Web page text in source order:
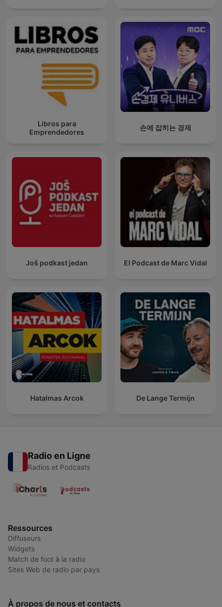
Libros para
Emprendedores
손에 잡히는 경제
Još podkast jedan El Podcast de Marc Vidal
Hatalmas Arcok De Lange Termijn
Radio en Ligne
Radios et Podcasts
Ressources
Diffuseurs
Widgets
Match de foot à la radio
Sites Web de radio par pays
À propos de nous et contacts